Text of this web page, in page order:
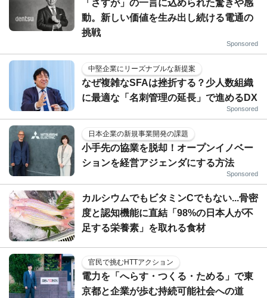
「さすが」の一言に込められた驚きや感
動。新しい価値を生み出し続ける電通の
挑戦
Sponsored
中堅企業にリーズナブルな新提案
なぜ複雑なSFAは挫折する？少人数組織
に最適な「名刺管理の延長」で進めるDX
Sponsored
日本企業の新規事業開発の課題
小手先の協業を脱却！オープンイノベー
ションを経営アジェンダにする方法
Sponsored
カルシウムでもビタミンCでもない...骨密
度と認知機能に直結「98%の日本人が不
足する栄養素」を取れる食材
官民で挑むHTTアクション
電力を「へらす・つくる・ためる」で東
京都と企業が歩む持続可能社会への道